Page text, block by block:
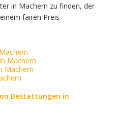
in Machern zu finden, der
fairen Preis-
Machern
Machern
Bestattungen in